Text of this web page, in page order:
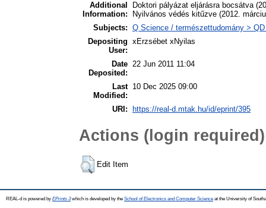
Additional
Information:
Doktori pályázat eljárásra bocsátva
Nyilvános védés kitűzve (2012.
Subjects: Q Science / természettudomány >
Depositing
User:
xErzsébet xNyilas
Date
Deposited:
22 Jun 2011 11:04
Last
Modified:
10 Dec 2025 09:00
URI: https://real-d.mtak.hu/id/eprint/395
Actions (login required)
Edit Item
REAL-d is powered by EPrints 3which is developed by the School of Electronics and Computer Science at the University of